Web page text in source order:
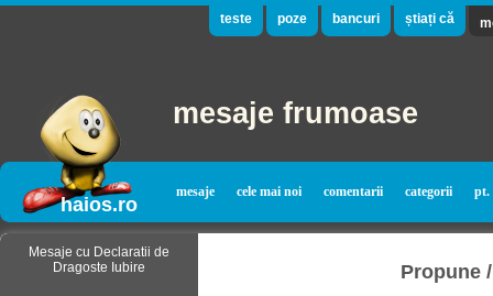
teste poze bancuri știați că
mesaje frumoase
haios.ro
mesaje cele mai noi comentarii categorii pt.
Propune
Mesaje cu Declaratii de
Dragoste Iubire